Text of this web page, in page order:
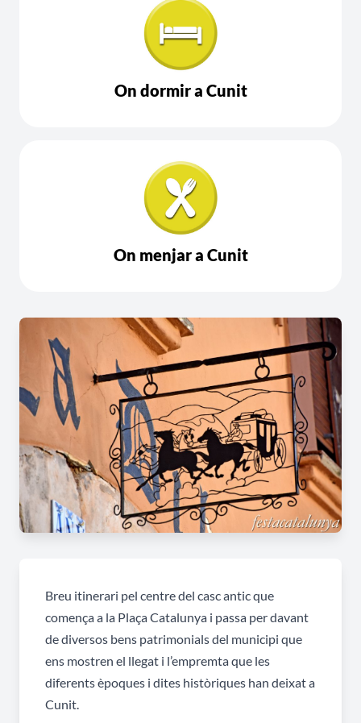
On dormir a Cunit
On menjar a Cunit
Breu itinerari pel centre del casc antic que
comença a la Plaça Catalunya i passa per davant
de diversos bens patrimonials del municipi que
ens mostren el llegat i l’empremta que les
diferents èpoques i dites històriques han deixat a
Cunit.